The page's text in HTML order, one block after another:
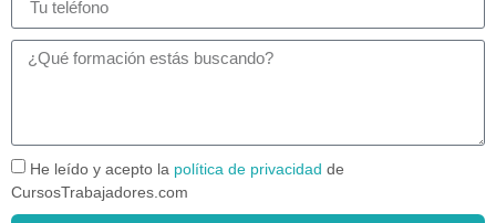
He leído y acepto la política de privacidad de
CursosTrabajadores.com